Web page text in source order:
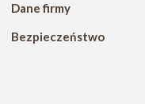
Dane firmy
Bezpieczeństwo